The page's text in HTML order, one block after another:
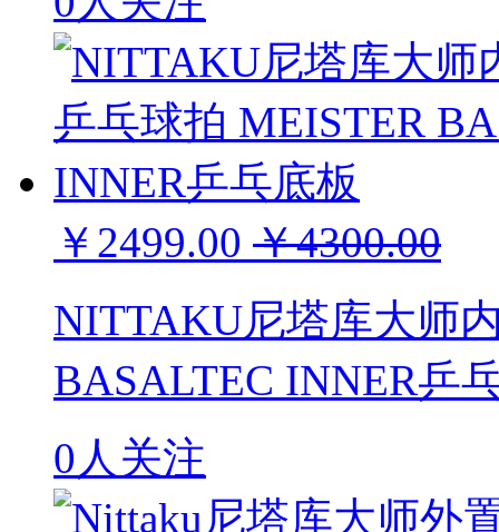
￥2499.00 ￥4300.00
NITTAKU尼塔库大师
BASALTEC INNER乒
0人关注